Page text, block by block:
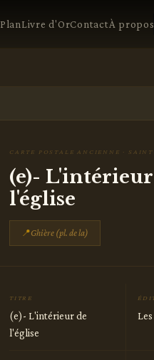
PlanLivre d'OrContactÀ propos
CARTE POSTALE ANCIENNE ·
(e)-
l'église
📍Ghière (pl. de la)
TITRE
(e)- L'intérieur de
l'église